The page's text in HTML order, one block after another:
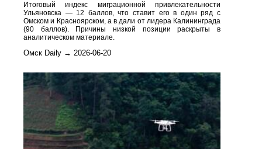
Итоговый индекс миграционной привлекательности
Ульяновска — 12 баллов, что ставит его в один ряд с
Омском и Красноярском, а в дали от лидера Калининграда
(90 баллов). Причины низкой позиции раскрыты в
аналитическом материале.
Омск Daily → 2026-06-20